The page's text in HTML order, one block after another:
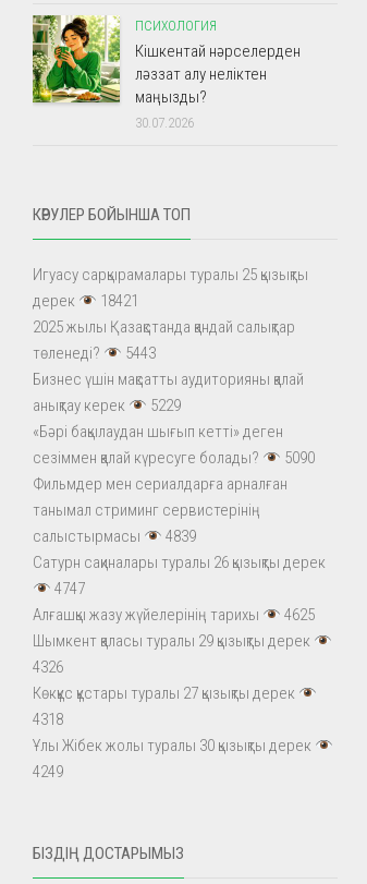
ПСИХОЛОГИЯ
Кішкентай нәрселерден
ләззат алу неліктен
маңызды?
30.07.2026
КӨРУЛЕР БОЙЫНША ТОП
Игуасу сарқырамалары туралы 25 қызықты
дерек
18421
2025 жылы Қазақстанда қандай салықтар
төленеді?
5443
Бизнес үшін мақсатты аудиторияны қалай
анықтау керек
5229
«Бәрі бақылаудан шығып кетті» деген
сезіммен қалай күресуге болады?
5090
Фильмдер мен сериалдарға арналған
танымал стриминг сервистерінің
салыстырмасы
4839
Сатурн сақиналары туралы 26 қызықты дерек
4747
Алғашқы жазу жүйелерінің тарихы
4625
Шымкент қаласы туралы 29 қызықты дерек
4326
Көкқұс құстары туралы 27 қызықты дерек
4318
Ұлы Жібек жолы туралы 30 қызықты дерек
4249
БІЗДІҢ ДОСТАРЫМЫЗ